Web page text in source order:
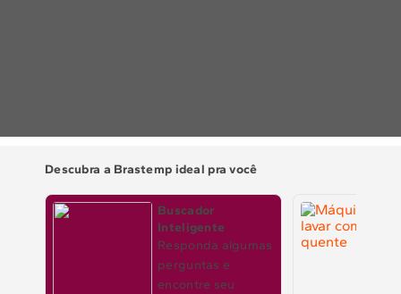
Descubra a Brastemp ideal pra você
Buscador
Inteligente
Responda algumas
perguntas e
encontre seu